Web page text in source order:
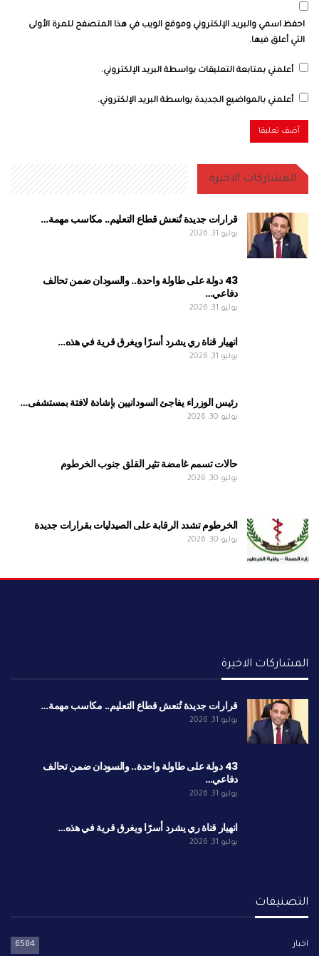
احفظ اسمي والبريد الإلكتروني وموقع الويب في هذا المتصفح للمرة الأولى
التي أعلق فيها.
أعلمني بمتابعة التعليقات بواسطة البريد الإلكتروني.
أعلمني بالمواضيع الجديدة بواسطة البريد الإلكتروني.
المشاركات الاخيرة
قرارات جديدة تُنعش قطاع التعليم.. مكاسب مهمة…
يوليو 31, 2026
43 دولة على طاولة واحدة.. والسودان ضمن تحالف
دفاعي…
يوليو 31, 2026
انهيار قناة ري يشرد أسرًا ويغرق قرية في هذه…
يوليو 31, 2026
رئيس الوزراء يفاجئ السودانيين بإشادة لافتة بمستشفى…
يوليو 30, 2026
حالات تسمم غامضة تثير القلق جنوب الخرطوم
يوليو 30, 2026
الخرطوم تشدد الرقابة على الصيدليات بقرارات جديدة
يوليو 30, 2026
المشاركات الاخيرة
قرارات جديدة تُنعش قطاع التعليم.. مكاسب مهمة…
يوليو 31, 2026
43 دولة على طاولة واحدة.. والسودان ضمن تحالف
دفاعي…
يوليو 31, 2026
انهيار قناة ري يشرد أسرًا ويغرق قرية في هذه…
يوليو 31, 2026
التصنيفات
اخبار 6584